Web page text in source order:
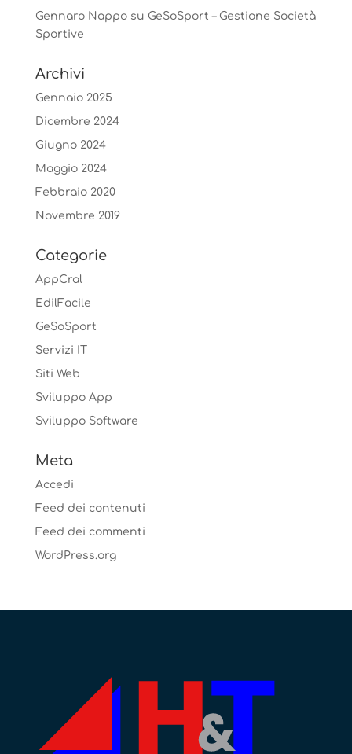
Gennaro Napposu GeSoSport – Gestione Società
Sportive
Archivi
Gennaio 2025
Dicembre 2024
Giugno 2024
Maggio 2024
Febbraio 2020
Novembre 2019
Categorie
AppCral
EdilFacile
GeSoSport
Servizi IT
Siti Web
Sviluppo App
Sviluppo Software
Meta
Accedi
Feed dei contenuti
Feed dei commenti
WordPress.org